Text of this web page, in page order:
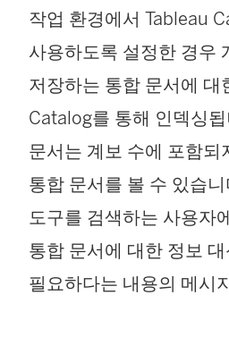
작업 환경에서 Tableau
사용하도록 설정한 경우
저장하는 통합 문서에 대
Catalog를 통해 인덱싱
문서는 계보 수에 포함되
통합 문서를 볼 수 있습
도구를 검색하는 사용자
통합 문서에 대한 정보 대
필요하다는 내용의 메시